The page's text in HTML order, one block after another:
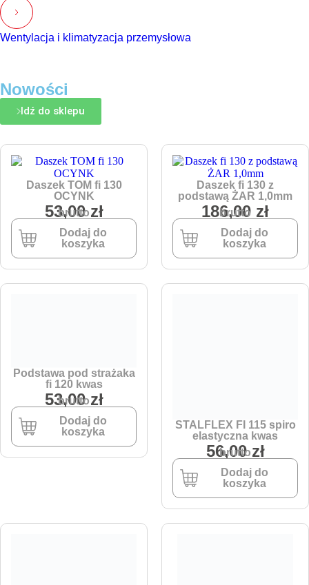
Wentylacja i klimatyzacja przemysłowa
Nowości
Idź do sklepu
Daszek TOM fi 130
OCYNK
53,00zł
brutto
Dodaj do
koszyka
Daszek fi 130 z
podstawą ŻAR 1,0mm
186,00 zł
brutto
Dodaj do
koszyka
Podstawa pod strażaka
fi 120 kwas
53,00zł
brutto
Dodaj do
koszyka
STALFLEX FI 115 spiro
elastyczna kwas
56,00zł
brutto
Dodaj do
koszyka